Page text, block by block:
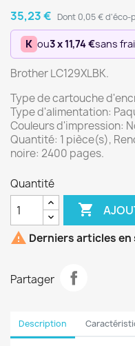
35,23 € Dont 0,05 €
K ou3 x 11,74 €sans
Brother LC129XLBK.
Type de cartouche
Type d'alimentation:
Couleurs d'impression:
Quantité: 1 pièce(s),
noire: 2400 pages.
Quantité

 Derniers articles
Partager
Description